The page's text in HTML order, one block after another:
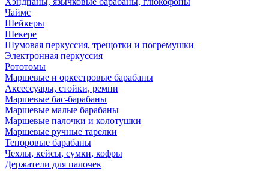
Чаймс
Шейкеры
Шекере
Шумовая перкуссия, трещотки и погремушки
Электронная перкуссия
Рототомы
Маршевые и оркестровые барабаны
Аксессуары, стойки, ремни
Маршевые бас-барабаны
Маршевые малые барабаны
Маршевые палочки и колотушки
Маршевые ручные тарелки
Теноровые барабаны
Чехлы, кейсы, сумки, кофры
Держатели для палочек